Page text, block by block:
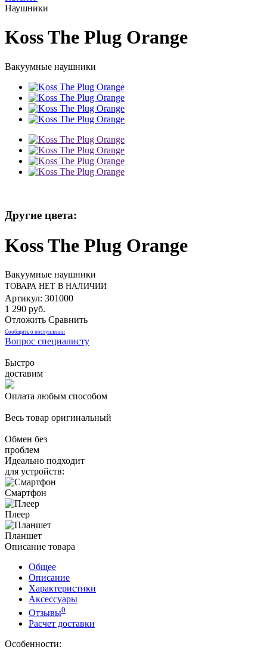
Наушники
Koss The Plug Orange
Вакуумные наушники
Другие цвета:
Koss The Plug Orange
Вакуумные наушники
ТОВАРА НЕТ В НАЛИЧИИ
Артикул: 301000
1 290 руб.
Отложить Сравнить
Сообщить о поступлении
Вопрос специалисту
Быстро
доставим
Оплата любым способом
Весь товар оригинальный
Обмен без
проблем
Идеально подходит
для устройств:
Смартфон
Плеер
Планшет
Описание товара
Общее
Описание
Характеристики
Аксессуары
Отзывы0
Расчет доставки
Особенности: